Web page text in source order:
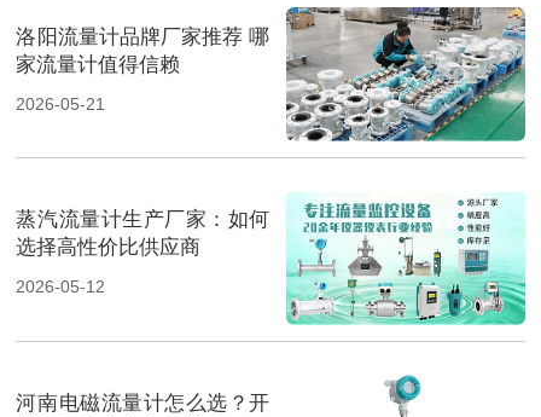
洛阳流量计品牌厂家推荐 哪
家流量计值得信赖
2026-05-21
蒸汽流量计生产厂家：如何
选择高性价比供应商
2026-05-12
河南电磁流量计怎么选？开